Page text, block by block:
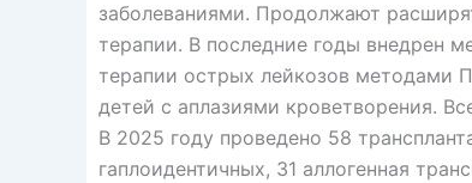
заболеваниями. Продолжают
терапии. В последние годы внедрен
терапии острых лейкозов методами
детей с аплазиями кроветворения.
В 2025 году проведено 58
гаплоидентичных, 31 аллогенная